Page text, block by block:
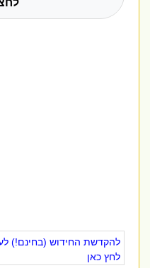
להקדשת החידוש (בחינם!)
לחץ כאן